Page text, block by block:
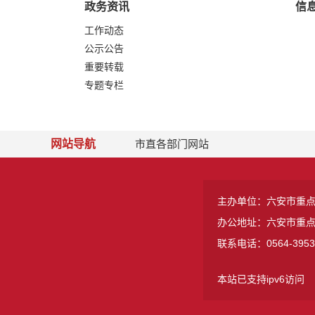
政务资讯
工作动态
公示公告
重要转载
专题专栏
信
网站导航 市直各部门网站
主办单位：六安市重
办公地址：六安市重
联系电话：0564-
本站已支持ipv6访问